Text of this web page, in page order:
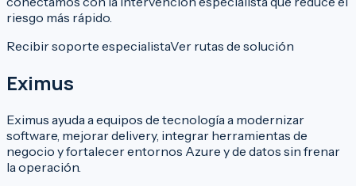
riesgo más rápido.
Recibir soporte especialistaVer rutas de solución
Eximus
Eximus ayuda a equipos de tecnología a modernizar
software, mejorar delivery, integrar herramientas de
negocio y fortalecer entornos Azure y de datos sin frenar
la operación.